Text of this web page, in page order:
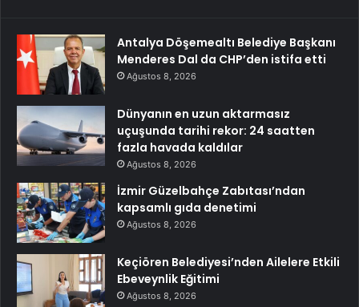
Antalya Döşemealtı Belediye Başkanı
Menderes Dal da CHP’den istifa etti
Ağustos 8, 2026
Dünyanın en uzun aktarmasız
uçuşunda tarihi rekor: 24 saatten
fazla havada kaldılar
Ağustos 8, 2026
İzmir Güzelbahçe Zabıtası’ndan
kapsamlı gıda denetimi
Ağustos 8, 2026
Keçiören Belediyesi’nden Ailelere Etkili
Ebeveynlik Eğitimi
Ağustos 8, 2026